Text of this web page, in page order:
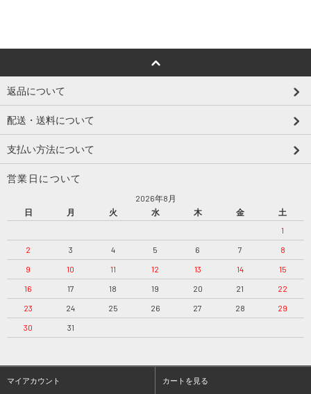
返品について
配送・送料について
支払い方法について
営業日について
2026年8月
日
月 火 水 木 金
土
1
2
3 4 5 6 7
8
9
10 11 12 13 14
15
16
17 18 19 20 21
22
23
24 25 26 27 28
29
30
31
マイアカウント カートを見る